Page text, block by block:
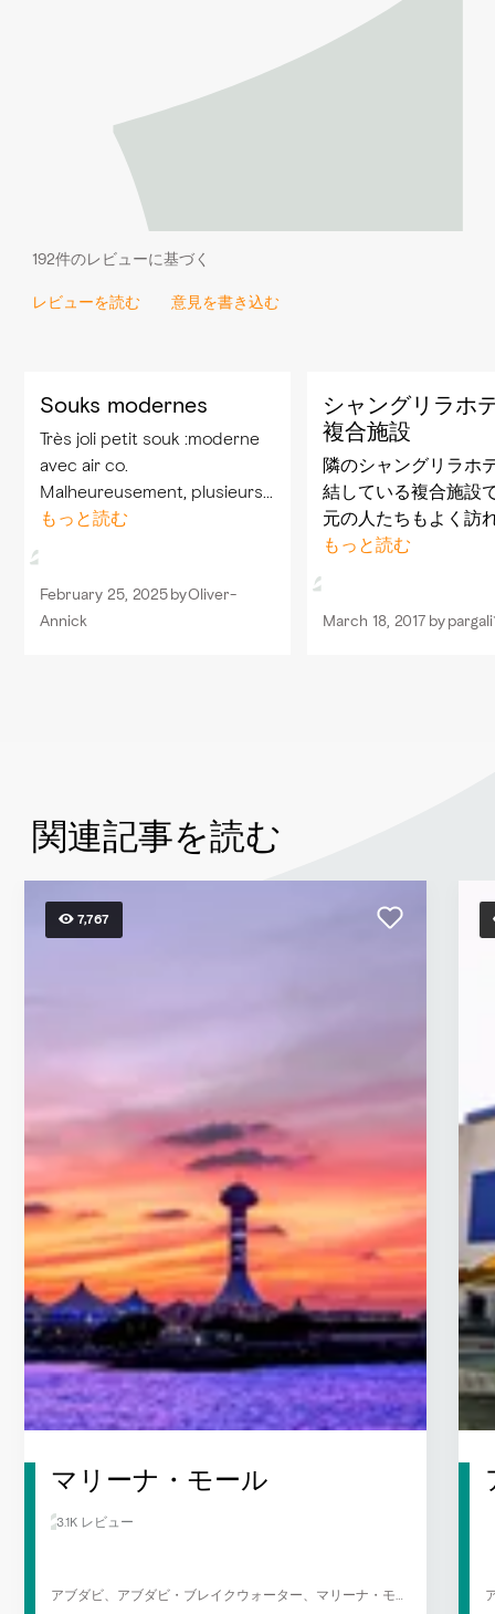
192件のレビューに基づく
レビューを読む 意見を書き込む
Souks modernes
Très joli petit souk :moderne
avec air co.
Malheureusement, plusieurs
échoppes étaient fermées,
Chouette, petit restaurant
indien. Petits canaux...
もっと読む
February 25, 2025byOliver-
Annick
シャングリラホ
複合施設
隣のシャングリラホ
結している複合施設
元の人たちもよく訪
様子です。レストラ
あるので、シャング
もっと読む
March 18, 2017 by
関連記事を読む
7,767
マリーナ・モール
3.1K レビュー
アブダビ、アブダビ・ブレイクウォーター、マリーナ・モ